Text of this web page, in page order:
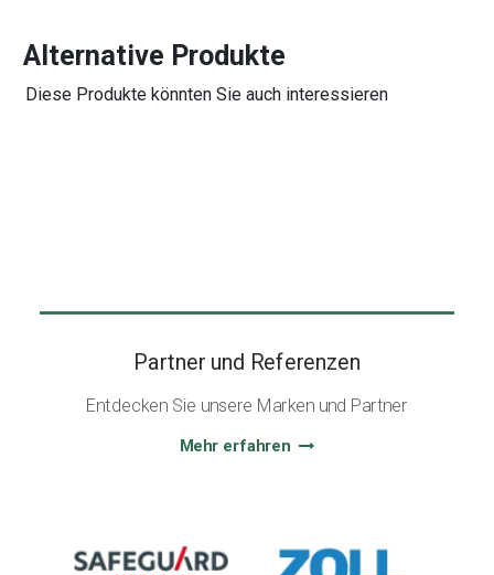
Alternative Produkte
Diese Produkte könnten Sie auch interessieren
Partner und Referenzen
Entdecken Sie unsere Marken und Partner
Mehr erfahren